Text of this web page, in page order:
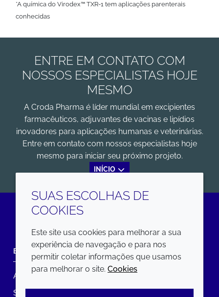
*A química do Virodex™ TXR-1 tem aplicações parenterais
conhecidas
ENTRE EM CONTATO COM
NOSSOS ESPECIALISTAS HOJE
MESMO
A Croda Pharma é líder mundial em excipientes
farmacêuticos, adjuvantes de vacinas e lipídios
inovadores para aplicações humanas e veterinárias.
Entre em contato com nossos especialistas hoje
mesmo para iniciar seu próximo projeto.
INÍCIO
LinkedIn
EMPRESA
Annual Report
Sustainability Report
LEGAL
Termos e condições
SUAS ESCOLHAS DE
COOKIES
Este site usa cookies para melhorar a sua
experiência de navegação e para nos
permitir coletar informações que usamos
para melhorar o site. Cookies